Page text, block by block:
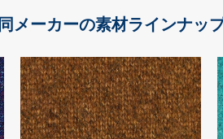
同メーカーの素材ラインナッ